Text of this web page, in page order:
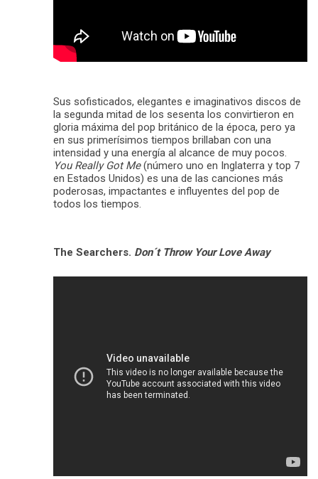
Sus sofisticados, elegantes e imaginativos discos de
la segunda mitad de los sesenta los convirtieron en
gloria máxima del pop británico de la época, pero ya
en sus primerísimos tiempos brillaban con una
intensidad y una energía al alcance de muy pocos.
You Really Got Me(número uno en Inglaterra y top 7
en Estados Unidos) es una de las canciones más
poderosas, impactantes e influyentes del pop de
todos los tiempos.
The Searchers. Don´t Throw Your Love Away